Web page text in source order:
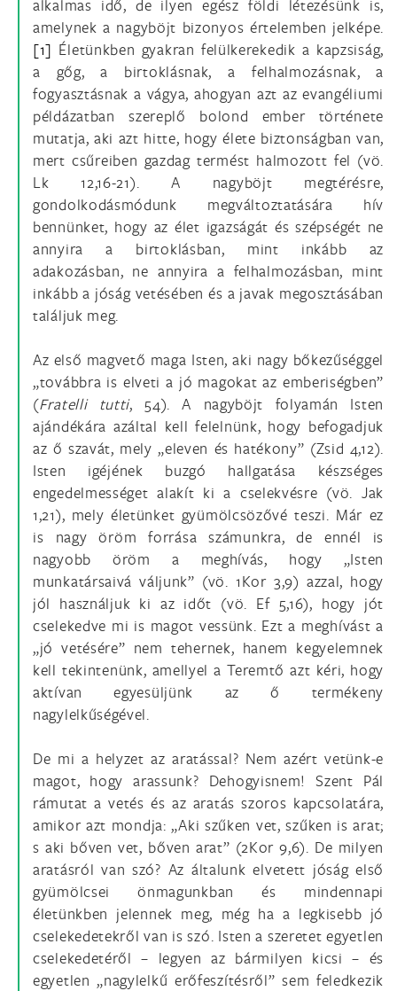
alkalmas idő, de ilyen egész földi létezésünk is,
amelynek a nagyböjt bizonyos értelemben jelképe.
[1] Életünkben gyakran felülkerekedik a kapzsiság,
a gőg, a birtoklásnak, a felhalmozásnak, a
fogyasztásnak a vágya, ahogyan azt az evangéliumi
példázatban szereplő bolond ember története
mutatja, aki azt hitte, hogy élete biztonságban van,
mert csűreiben gazdag termést halmozott fel (vö.
Lk 12,16-21). A nagyböjt megtérésre,
gondolkodásmódunk megváltoztatására hív
bennünket, hogy az élet igazságát és szépségét ne
annyira a birtoklásban, mint inkább az
adakozásban, ne annyira a felhalmozásban, mint
inkább a jóság vetésében és a javak megosztásában
találjuk meg.
Az első magvető maga Isten, aki nagy bőkezűséggel
„továbbra is elveti a jó magokat az emberiségben”
(Fratelli tutti, 54). A nagyböjt folyamán Isten
ajándékára azáltal kell felelnünk, hogy befogadjuk
az ő szavát, mely „eleven és hatékony” (Zsid 4,12).
Isten igéjének buzgó hallgatása készséges
engedelmességet alakít ki a cselekvésre (vö. Jak
1,21), mely életünket gyümölcsözővé teszi. Már ez
is nagy öröm forrása számunkra, de ennél is
nagyobb öröm a meghívás, hogy „Isten
munkatársaivá váljunk” (vö. 1Kor 3,9) azzal, hogy
jól használjuk ki az időt (vö. Ef 5,16), hogy jót
cselekedve mi is magot vessünk. Ezt a meghívást a
„jó vetésére” nem tehernek, hanem kegyelemnek
kell tekintenünk, amellyel a Teremtő azt kéri, hogy
aktívan egyesüljünk az ő termékeny
nagylelkűségével.
De mi a helyzet az aratással? Nem azért vetünk-e
magot, hogy arassunk? Dehogyisnem! Szent Pál
rámutat a vetés és az aratás szoros kapcsolatára,
amikor azt mondja: „Aki szűken vet, szűken is arat;
s aki bőven vet, bőven arat” (2Kor 9,6). De milyen
aratásról van szó? Az általunk elvetett jóság első
gyümölcsei önmagunkban és mindennapi
életünkben jelennek meg, még ha a legkisebb jó
cselekedetekről van is szó. Isten a szeretet egyetlen
cselekedetéről – legyen az bármilyen kicsi – és
egyetlen „nagylelkű erőfeszítésről” sem feledkezik